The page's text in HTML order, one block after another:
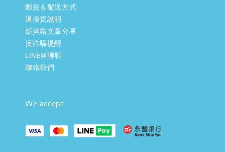
郵資＆配送方式
退換貨說明
部落格文章分享
反詐騙提醒
LINE@聊聊
聯絡我們
We accept